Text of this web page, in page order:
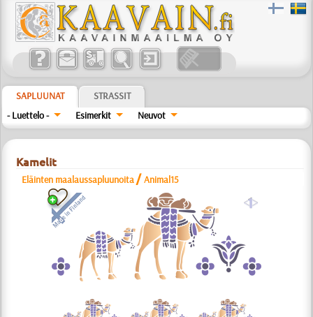
SAPLUUNAT
STRASSIT
- Luettelo -
Esimerkit Neuvot
Kamelit
Eläinten maalaussapluunoita /Animal15
a